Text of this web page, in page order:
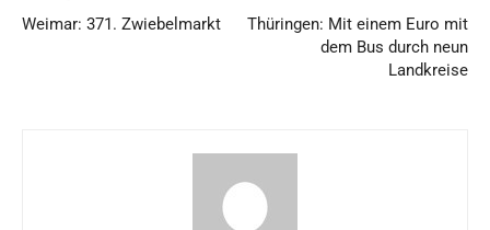
Weimar: 371. Zwiebelmarkt
Thüringen: Mit einem Euro mit
dem Bus durch neun
Landkreise